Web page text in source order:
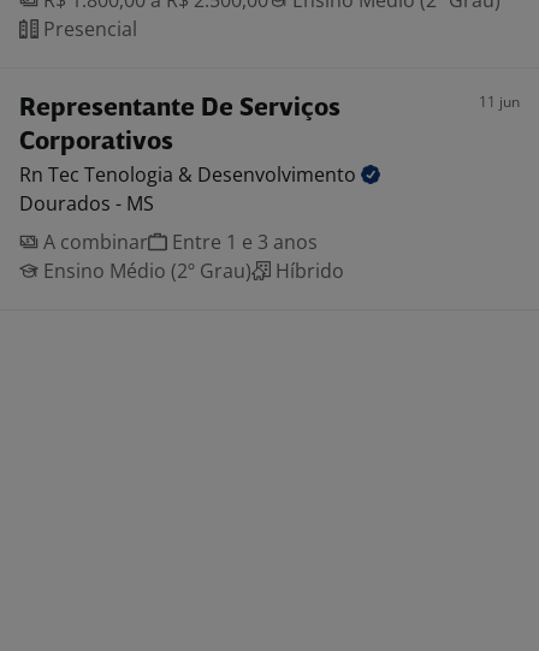
Presencial
Representante De Serviços
Corporativos
11 jun
Rn Tec Tenologia & Desenvolvimento
Dourados - MS
A combinar
Entre 1 e 3 anos
Ensino Médio (2º Grau)
Híbrido